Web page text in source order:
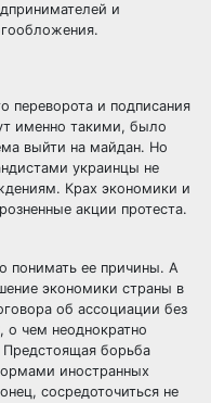
и
переворота и подписания
именно такими, было
выйти на майдан. Но
украинцы не
Крах экономики и
акции протеста.
понимать ее причины. А
экономики страны в
об ассоциации без
о чем неоднократно
Предстоящая борьба
иностранных
сосредоточиться не